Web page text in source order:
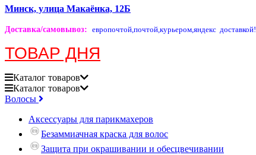
Минск, улица Макаёнка, 12Б
Доставка/самовывоз: европочтой,почтой,курьером,яндекс доставкой!
ТОВАР ДНЯ
Каталог товаров
Каталог товаров
Волосы
Аксессуары для парикмахеров
Безаммиачная краска для волос
Защита при окрашивании и обесцвечивании